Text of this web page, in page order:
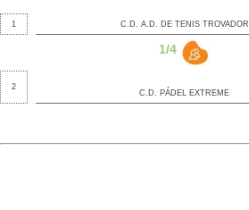
1 C.D. A.D. DE TENIS TROVADOR
1/4
2
C.D. PÁDEL EXTREME